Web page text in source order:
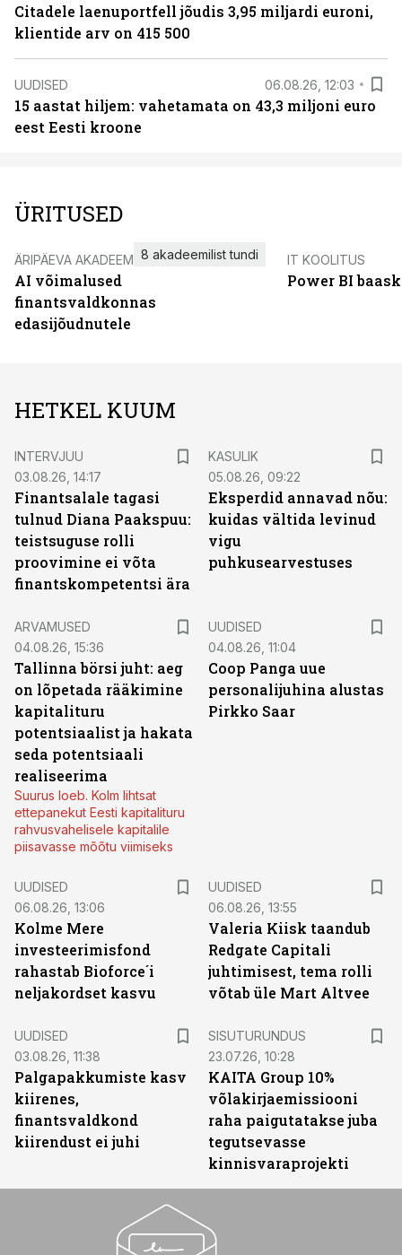
Citadele laenuportfell jõudis 3,95 miljardi euroni,
klientide arv on 415 500
UUDISED 06.08.26, 12:03
15 aastat hiljem: vahetamata on 43,3 miljoni euro
eest Eesti kroone
ÜRITUSED
ÄRIPÄEVA AKADEEMIA
AI võimalused
finantsvaldkonnas
edasijõudnutele
8 akadeemilist tundi IT KOOLITUS
Power BI
HETKEL KUUM
INTERVJUU
03.08.26, 14:17
Finantsalale tagasi
tulnud Diana Paakspuu:
teistsuguse rolli
proovimine ei võta
finantskompetentsi ära
KASULIK
05.08.26, 09:22
Eksperdid annavad nõu:
kuidas vältida levinud
vigu
puhkusearvestuses
ARVAMUSED
04.08.26, 15:36
Tallinna börsi juht: aeg
on lõpetada rääkimine
kapitalituru
potentsiaalist ja hakata
seda potentsiaali
realiseerima
Suurus loeb. Kolm lihtsat
ettepanekut Eesti kapitalituru
rahvusvahelisele kapitalile
piisavasse mõõtu viimiseks
UUDISED
04.08.26, 11:04
Coop Panga uue
personalijuhina alustas
Pirkko Saar
UUDISED
06.08.26, 13:06
Kolme Mere
investeerimisfond
rahastab Bioforce´i
neljakordset kasvu
UUDISED
06.08.26, 13:55
Valeria Kiisk taandub
Redgate Capitali
juhtimisest, tema rolli
võtab üle Mart Altvee
UUDISED
03.08.26, 11:38
Palgapakkumiste kasv
kiirenes,
finantsvaldkond
kiirendust ei juhi
SISUTURUNDUS
23.07.26, 10:28
KAITA Group 10%
võlakirjaemissiooni
raha paigutatakse juba
tegutsevasse
kinnisvaraprojekti